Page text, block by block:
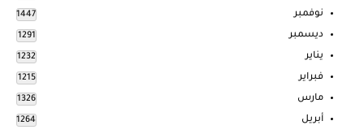
نوفمبر 1447
ديسمبر 1291
يناير 1232
فبراير 1215
مارس 1326
أبريل 1264